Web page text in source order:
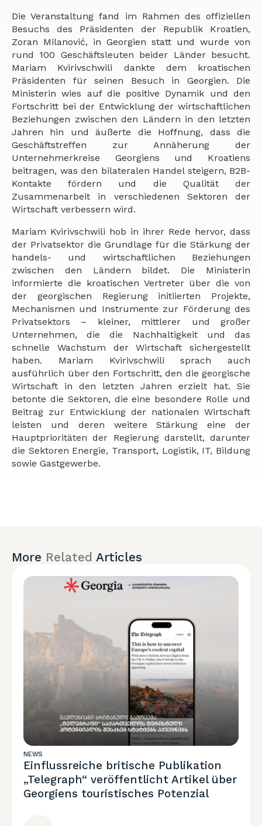
Die Veranstaltung fand im Rahmen des offiziellen
Besuchs des Präsidenten der Republik Kroatien,
Zoran Milanović, in Georgien statt und wurde von
rund 100 Geschäftsleuten beider Länder besucht.
Mariam Kvirivschwili dankte dem kroatischen
Präsidenten für seinen Besuch in Georgien. Die
Ministerin wies auf die positive Dynamik und den
Fortschritt bei der Entwicklung der wirtschaftlichen
Beziehungen zwischen den Ländern in den letzten
Jahren hin und äußerte die Hoffnung, dass die
Geschäftstreffen zur Annäherung der
Unternehmerkreise Georgiens und Kroatiens
beitragen, was den bilateralen Handel steigern, B2B-
Kontakte fördern und die Qualität der
Zusammenarbeit in verschiedenen Sektoren der
Wirtschaft verbessern wird.
Mariam Kvirivschwili hob in ihrer Rede hervor, dass
der Privatsektor die Grundlage für die Stärkung der
handels- und wirtschaftlichen Beziehungen
zwischen den Ländern bildet. Die Ministerin
informierte die kroatischen Vertreter über die von
der georgischen Regierung initiierten Projekte,
Mechanismen und Instrumente zur Förderung des
Privatsektors – kleiner, mittlerer und großer
Unternehmen, die die Nachhaltigkeit und das
schnelle Wachstum der Wirtschaft sichergestellt
haben. Mariam Kvirivschwili sprach auch
ausführlich über den Fortschritt, den die georgische
Wirtschaft in den letzten Jahren erzielt hat. Sie
betonte die Sektoren, die eine besondere Rolle und
Beitrag zur Entwicklung der nationalen Wirtschaft
leisten und deren weitere Stärkung eine der
Hauptprioritäten der Regierung darstellt, darunter
die Sektoren Energie, Transport, Logistik, IT, Bildung
sowie Gastgewerbe.
More Related Articles
NEWS
Einflussreiche britische Publikation
„Telegraph“ veröffentlicht Artikel über
Georgiens touristisches Potenzial